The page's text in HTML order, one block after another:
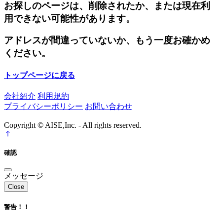
お探しのページは、削除されたか、または現在利
用できない可能性があります。
アドレスが間違っていないか、もう一度お確かめ
ください。
トップページに戻る
会社紹介 利用規約
プライバシーポリシー お問い合わせ
Copyright © AISE,Inc. - All rights reserved.
確認
メッセージ
Close
警告！！